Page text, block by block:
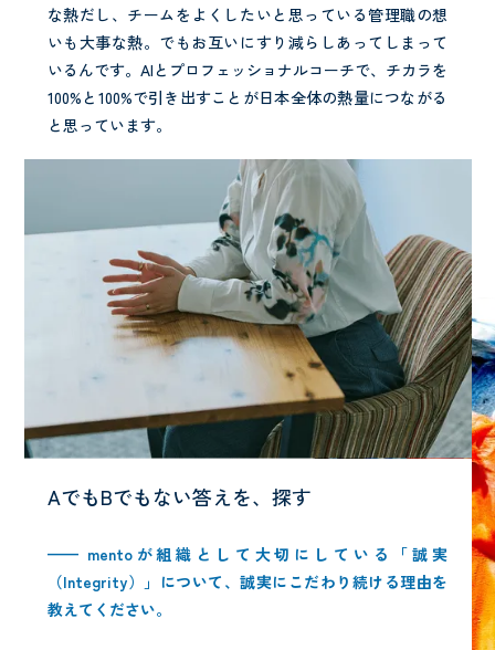
な熱だし、チームをよくしたいと思っている管理職の想
いも大事な熱。でもお互いにすり減らしあってしまって
いるんです。AIとプロフェッショナルコーチで、チカラを
100%と100%で引き出すことが日本全体の熱量につながる
と思っています。
AでもBでもない答えを、探す
—— mentoが組織として大切にしている「誠実
（Integrity）」について、誠実にこだわり続ける理由を
教えてください。